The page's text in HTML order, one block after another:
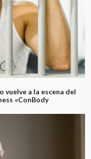
vuelve a la escena del
«ConBody